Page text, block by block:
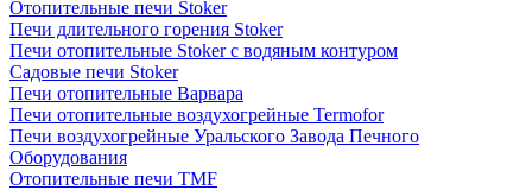
Отопительные печи Stoker
Печи длительного горения Stoker
Печи отопительные Stoker с водяным контуром
Садовые печи Stoker
Печи отопительные Варвара
Печи отопительные воздухогрейные Termofor
Печи воздухогрейные Уральского Завода Печного
Оборудования
Отопительные печи TMF